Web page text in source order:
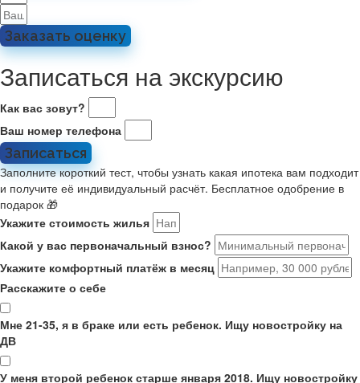
Заказать оценку
Записаться на экскурсию
Как вас зовут?
Ваш номер телефона
Записаться
Заполните короткий тест, чтобы узнать какая ипотека вам подходит
и получите её индивидуальный расчёт. Бесплатное одобрение в
подарок 🎁
Укажите стоимость жилья
Какой у вас первоначальный взнос?
Укажите комфортный платёж в месяц
Расскажите о себе
Мне 21-35, я в браке или есть ребенок. Ищу новостройку на
ДВ
У меня второй ребенок старше января 2018. Ищу новостройку